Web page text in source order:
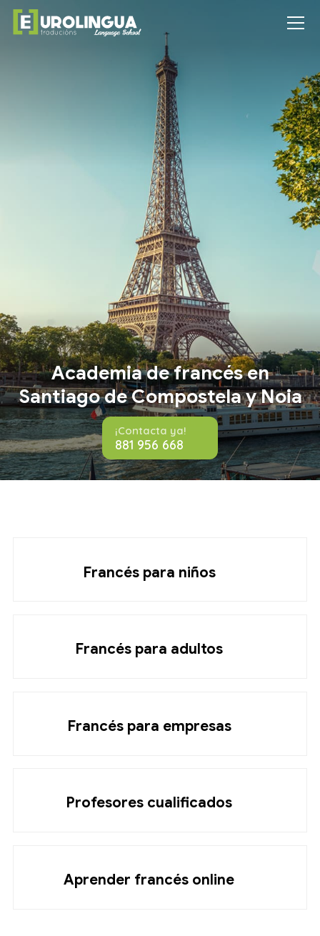
Academia de francés en
Santiago de Compostela y Noia
¡Contacta ya!
881 956 668
Francés para niños
Francés para adultos
Francés para empresas
Profesores cualificados
Aprender francés online